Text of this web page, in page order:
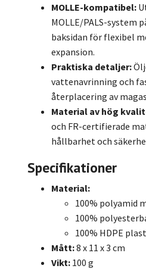
MOLLE-kompatibel:
MOLLE/PALS-system
baksidan för flexibel
expansion.
Praktiska detaljer:
vattenavrinning och
återplacering av
Material av hög
och FR-certifierade
hållbarhet och
Specifikationer
Material:
100% polyamid
100%
100% HDPE plast
Mått:8 x 11 x 3 cm
Vikt: 100 g